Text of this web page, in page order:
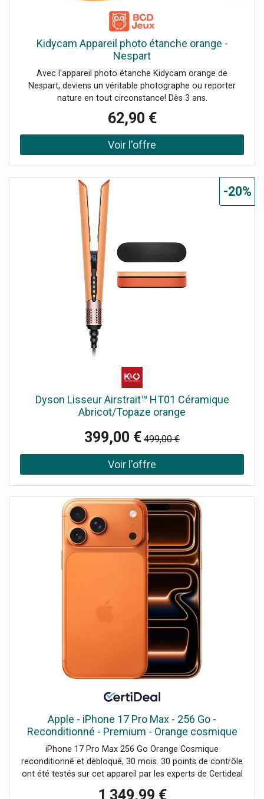
Kidycam Appareil photo étanche orange -
Nespart
Avec l'appareil photo étanche Kidycam orange de
Nespart, deviens un véritable photographe ou reporter
nature en tout circonstance! Dès 3 ans.
62,90 €
Dyson Lisseur Airstrait™ HT01 Céramique
Abricot/Topaze orange
399,00 € 499,00 €
-20%
Apple - iPhone 17 Pro Max - 256 Go -
Reconditionné - Premium - Orange cosmique
iPhone 17 Pro Max 256 Go Orange Cosmique
reconditionné et débloqué, 30 mois. 30 points de contrôle
ont été testés sur cet appareil par les experts de Certideal
1 349,99 €